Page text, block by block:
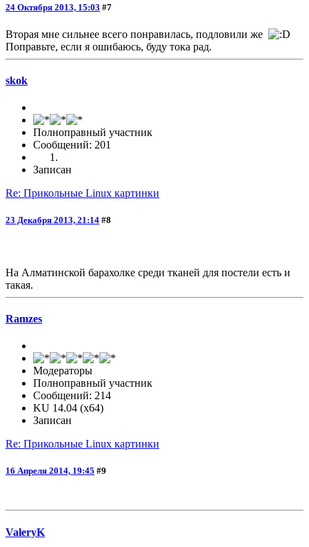
24 Октября 2013, 15:03 #7
Вторая мне сильнее всего понравилась, подловили же
Поправьте, если я ошибаюсь, буду тока рад.
skok
Полноправный участник
Сообщений: 201
Записан
Re: Прикольные Linux картинки
23 Декабря 2013, 21:14 #8
На Алматинской барахолке среди тканей для постели есть и
такая.
Ramzes
Модераторы
Полноправный участник
Сообщений: 214
KU 14.04 (x64)
Записан
Re: Прикольные Linux картинки
16 Апреля 2014, 19:45 #9
ValeryK